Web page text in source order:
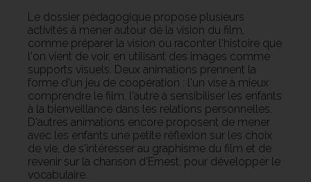
Le dossier pédagogique propose plusieurs
activités à mener autour de la vision du film,
comme préparer la vision ou raconter l'histoire que
l'on vient de voir, en utilisant des images comme
supports visuels. Deux animations prennent la
forme d'un jeu de coopération : l'un vise à mieux
comprendre le film, l'autre à sensibiliser les enfants
à la bienveillance dans les relations personnelles.
D'autres animations encore proposent de mener
avec les enfants une petite réflexion sur les choix
de vie, de s'intéresser au graphisme du film et de
revenir sur la chanson d'Ernest, pour développer le
vocabulaire.